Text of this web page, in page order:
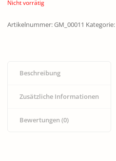
Nicht vorrätig
Artikelnummer:GM_00011 Kategorie:
Beschreibung
Zusätzliche Informationen
Bewertungen (0)